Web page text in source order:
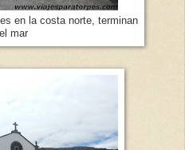
en la costa norte, terminan
mar